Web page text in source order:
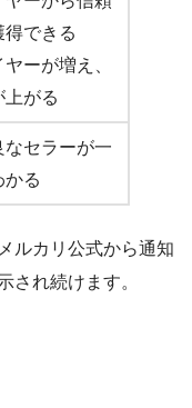
得できる
ヤーが増え、
上がる
なセラーが一
かる
ルカリ公式から通知
され続けます。